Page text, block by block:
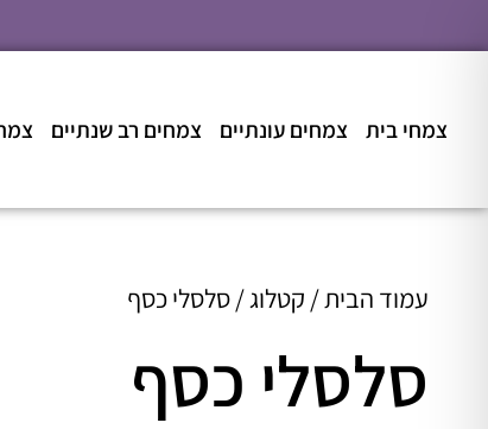
צמחי בית צמחים עונתיים צמחים רב שנתיים
עמוד הבית/ קטלוג/ סלסלי כסף
סלסלי כסף